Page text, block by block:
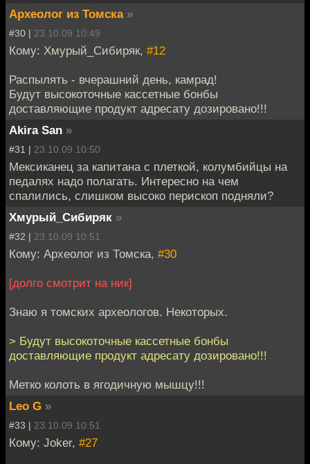
Археолог из Томска »
#30 | 23.10.09 10:49
Кому: Хмурый_Сибиряк, #12
Распылять - вчерашний день, камрад!
Будут высокоточные кассетные бонбы
доставляющие продукт адресату дозировано!!!
Akira San »
#31 | 23.10.09 10:50
Мексиканец за капитана с плеткой, колумбийцы на
педалях надо полагать. Интересно на чем
спалились, слишком высоко перископ подняли?
Хмурый_Сибиряк »
#32 | 23.10.09 10:51
Кому: Археолог из Томска, #30
[долго смотрит на ник]
Знаю я томских археологов. Некоторых.
> Будут высокоточные кассетные бонбы
доставляющие продукт адресату дозировано!!!
Метко колоть в ягодичную мышцу!!!
Leo G »
#33 | 23.10.09 10:51
Кому: Joker, #27